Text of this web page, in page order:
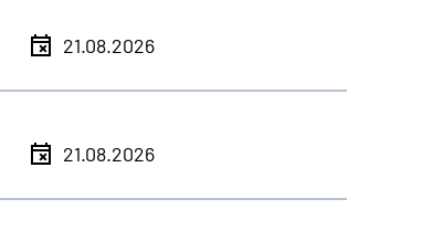
21.08.2026
21.08.2026